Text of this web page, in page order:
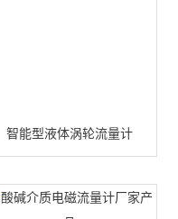
智能型液体涡轮流量计